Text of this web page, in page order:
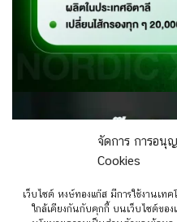
จัดการ การอนุ
Cookies
เว็บไซต์ หงษ์ทองแก๊ส มีการใช้งานเ
ใกล้เคียงกันกับคุกกี้ บนเว็บไซต์ของ